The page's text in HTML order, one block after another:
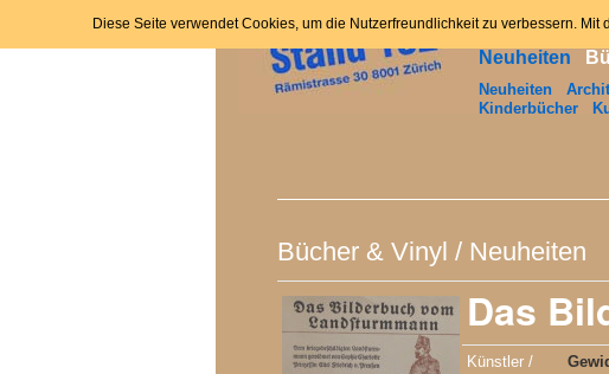
Zum
Inhalt
Home
Neuheiten
Neuheiten
Kinderbücher
Bücher & Vinyl / Neuheiten
Das
Künstler /
Diese Seite verwendet Cookies, um die Nutzerfreundlichkeit zu verbessern. Mit